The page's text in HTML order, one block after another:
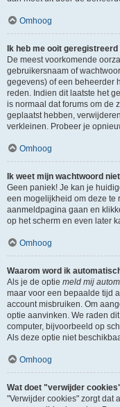
Omhoog
Ik heb me ooit
De meest voorkomende
gebruikersnaam of
gegevens) of een beheerder
reden. Indien dit laatste het
is normaal dat forums om de
geplaatst hebben,
verkleinen. Probeer je
Omhoog
Ik weet mijn wachtwoord
Geen paniek! Je kan je
een mogelijkheid om deze te
aanmeldpagina gaan en
op het scherm en even later
Omhoog
Waarom word ik
Als je de optie meld mij
maar voor een bepaalde tijd
account misbruiken. Om
optie aanvinken. We raden
computer, bijvoorbeeld op
Als deze optie niet
Omhoog
Wat doet "verwijder
"Verwijder cookies" zorgt dat